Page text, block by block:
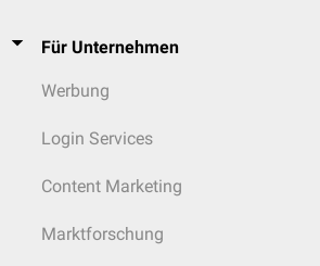
Für Unternehmen
Werbung
Login Services
Content Marketing
Marktforschung